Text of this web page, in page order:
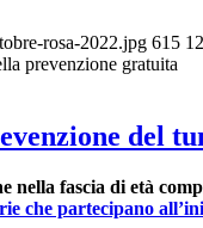
rosa-2022.jpg 615
prevenzione gratuita
del
nella fascia di età
che partecipano